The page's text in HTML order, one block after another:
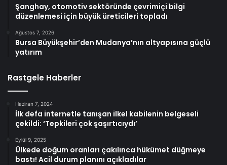
Şanghay, otomotiv sektöründe çevrimiçi bilgi
düzenlemesi için büyük üreticileri topladı
Ağustos 7, 2026
Bursa Büyükşehir’den Mudanya’nın altyapısına güçlü
yatırım
Rastgele Haberler
Haziran 7, 2024
İlk defa internetle tanışan ilkel kabilenin belgeseli
çekildi: ‘Tepkileri çok şaşırtıcıydı’
Eylül 9, 2025
Ülkede doğum oranları çakılınca hükümet düğmeye
bastı! Acil durum planını açıkladılar